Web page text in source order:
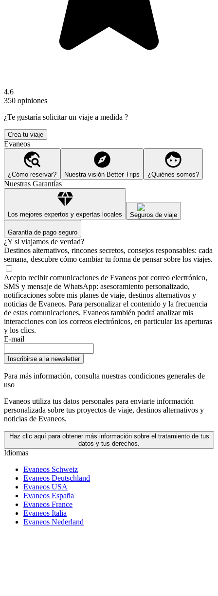
4.6
350 opiniones
¿Te gustaría solicitar un viaje a medida ?
Crea tu viaje
Evaneos
¿Cómo reservar? Nuestra visión Better Trips ¿Quiénes somos?
Nuestras Garantías
Los mejores expertos y expertas locales Seguros de viaje
Garantía de pago seguro
¿Y si viajamos de verdad?
Destinos alternativos, rincones secretos, consejos responsables: cada
semana, descubre cómo cambiar tu forma de pensar sobre los viajes.
Acepto recibir comunicaciones de Evaneos por correo electrónico,
SMS y mensaje de WhatsApp: asesoramiento personalizado,
notificaciones sobre mis planes de viaje, destinos alternativos y
noticias de Evaneos. Para personalizar el contenido y la frecuencia
de estas comunicaciones, Evaneos también podrá analizar mis
interacciones con los correos electrónicos, en particular las aperturas
y los clics.
E-mail
Inscribirse a la newsletter
Para más información, consulta nuestras condiciones generales de
uso
Evaneos utiliza tus datos personales para enviarte información
personalizada sobre tus proyectos de viaje, destinos alternativos y
noticias de Evaneos.
Haz clic aquí para obtener más información sobre el tratamiento de tus
datos y tus derechos.
Idiomas
Evaneos Schweiz
Evaneos Deutschland
Evaneos USA
Evaneos España
Evaneos France
Evaneos Italia
Evaneos Nederland